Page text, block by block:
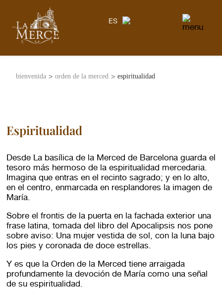
ES
bienvenida > orden de la merced > espiritualidad
Espiritualidad
Desde La basílica de la Merced de Barcelona guarda el
tesoro más hermoso de la espiritualidad mercedaria.
Imagina que entras en el recinto sagrado; y en lo alto,
en el centro, enmarcada en resplandores la imagen de
María.
Sobre el frontis de la puerta en la fachada exterior una
frase latina, tomada del libro del Apocalipsis nos pone
sobre aviso: Una mujer vestida de sol, con la luna bajo
los pies y coronada de doce estrellas.
Y es que la Orden de la Merced tiene arraigada
profundamente la devoción de María como una señal
de su espiritualidad.